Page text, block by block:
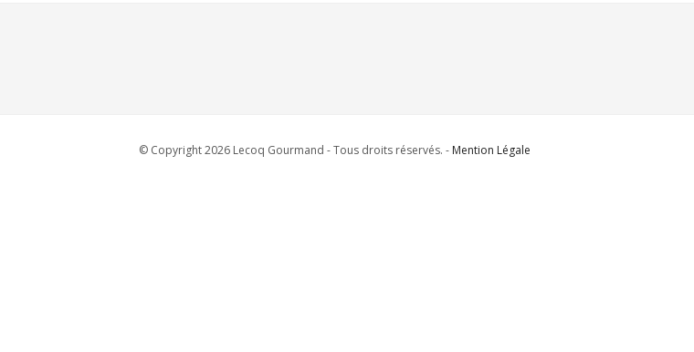
© Copyright 2026 Lecoq Gourmand - Tous droits réservés. - Mention Légale